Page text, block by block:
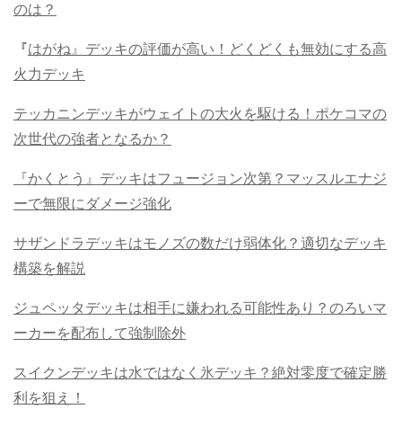
のは？
『はがね』デッキの評価が高い！どくどくも無効にする高
火力デッキ
テッカニンデッキがウェイトの大火を駆ける！ポケコマの
次世代の強者となるか？
『かくとう』デッキはフュージョン次第？マッスルエナジ
ーで無限にダメージ強化
サザンドラデッキはモノズの数だけ弱体化？適切なデッキ
構築を解説
ジュペッタデッキは相手に嫌われる可能性あり？のろいマ
ーカーを配布して強制除外
スイクンデッキは水ではなく氷デッキ？絶対零度で確定勝
利を狙え！